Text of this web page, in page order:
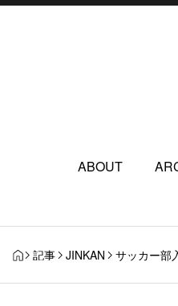
ABOUT
記事 JINKAN サッカー部